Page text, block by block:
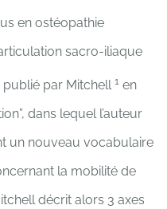
en ostéopathie
sacro-iliaque
publié par Mitchell1en
dans lequel l’auteur
un nouveau vocabulaire
la mobilité de
décrit alors 3 axes